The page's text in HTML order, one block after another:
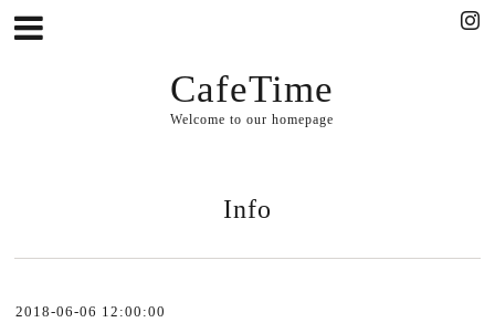
CafeTime
Welcome to our homepage
Info
2018-06-06 12:00:00